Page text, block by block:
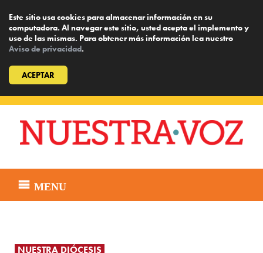
Este sitio usa cookies para almacenar información en su
computadora. Al navegar este sitio, usted acepta el implemento y
uso de las mismas. Para obtener más información lea nuestro
Aviso de privacidad.
ACEPTAR
content
MENU
NUESTRA DIÓCESIS